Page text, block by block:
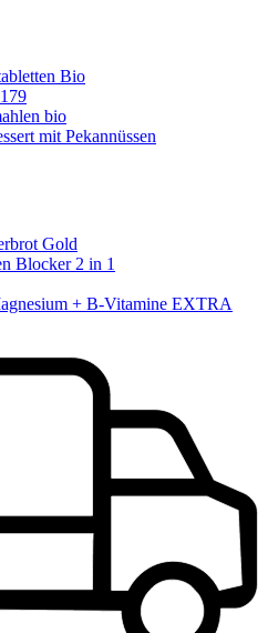
Bio
bio
mit Pekannüssen
Gold
Blocker 2 in 1
+ B-Vitamine EXTRA